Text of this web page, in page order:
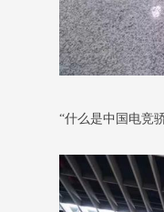
“什么是中国电竞